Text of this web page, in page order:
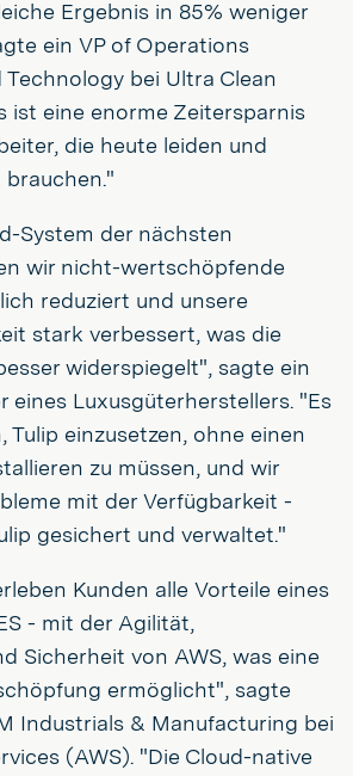
Ergebnis in 85% weniger
ein VP of Operations
bei Ultra Clean
ist eine enorme Zeitersparnis
die heute leiden und
brauchen."
System der nächsten
wir nicht-wertschöpfende
reduziert und unsere
stark verbessert, was die
widerspiegelt", sagte ein
eines Luxusgüterherstellers. "Es
Tulip einzusetzen, ohne einen
zu müssen, und wir
mit der Verfügbarkeit -
gesichert und verwaltet."
Kunden alle Vorteile eines
- mit der Agilität,
Sicherheit von AWS, was eine
ermöglicht", sagte
Industrials & Manufacturing bei
(AWS). "Die Cloud-native